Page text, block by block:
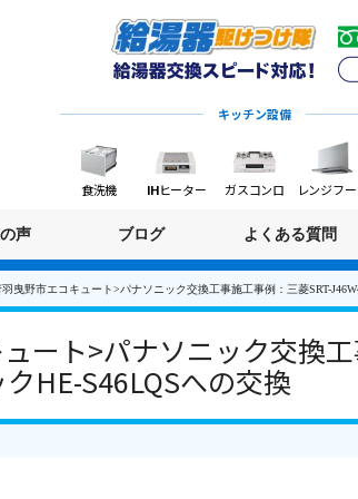
キッチン設備
食洗機 IHヒーター ガスコンロ レンジフ
声 ブログ よくある質問
曳野市エコキュート>パナソニック交換工事施工事例：三菱SRT-
ート>パナソニック交換
HE-S46LQSへの交換